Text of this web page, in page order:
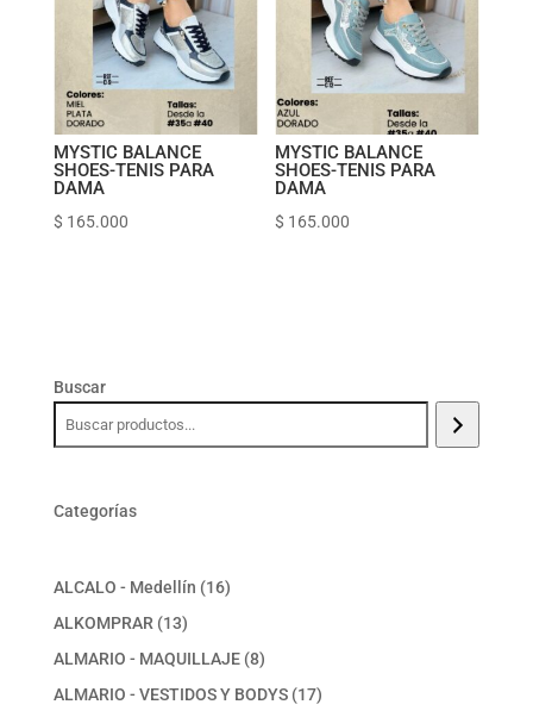
MYSTIC BALANCE
SHOES-TENIS PARA
DAMA
$ 165.000
MYSTIC BALANCE
SHOES-TENIS PARA
DAMA
$ 165.000
Buscar
Categorías
ALCALO - Medellín 1616
ALKOMPRAR 1313
productos
ALMARIO - MAQUILLAJE 88
productos
ALMARIO - VESTIDOS Y BODYS 1717